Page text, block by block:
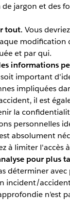
jargon et des
tout. Vous
modification
et par qui.
informations
important
impliquées
il est
la
personnelles
absolument
à limiter l'accès
pour plus
déterminer avec
incident/
n'est